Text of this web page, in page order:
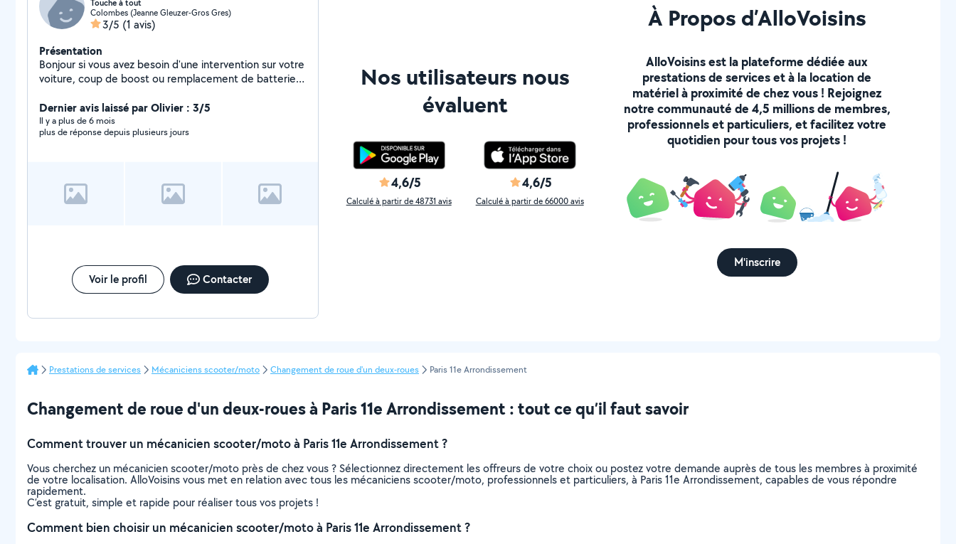
Touche à tout
Colombes (Jeanne Gleuzer-Gros Gres)
3/5 (1 avis)
Présentation
Bonjour si vous avez besoin d'une intervention sur votre
voiture, coup de boost ou remplacement de batterie,
toutes petit travaux à faire dessus n'hésitez
pas..j'interviens également sur les vélos, motos,
montage de meuble, besoin de manutention...je suis
Dernier avis laissé par Olivier : 3/5
Il y a plus de 6 mois
plus de réponse depuis plusieurs jours
Voir le profil Contacter
Nos utilisateurs nous
évaluent
4,6/5
Calculé à partir de 48731 avis
4,6/5
Calculé à partir de 66000 avis
À Propos d’AlloVoisins
AlloVoisins est la plateforme dédiée aux
prestations de services et à la location de
matériel à proximité de chez vous ! Rejoignez
notre communauté de 4,5 millions de membres,
professionnels et particuliers, et facilitez votre
quotidien pour tous vos projets !
M'inscrire
Prestations de services Mécaniciens scooter/moto Changement de roue d'un deux-roues Paris 11e Arrondissement
Changement de roue d'un deux-roues à Paris 11e Arrondissement : tout ce qu’il faut savoir
Comment trouver un mécanicien scooter/moto à Paris 11e Arrondissement ?
Vous cherchez un mécanicien scooter/moto près de chez vous ? Sélectionnez directement les offreurs de votre choix ou postez votre demande auprès de tous les membres à proximité
de votre localisation. AlloVoisins vous met en relation avec tous les mécaniciens scooter/moto, professionnels et particuliers, à Paris 11e Arrondissement, capables de vous répondre
rapidement.
C’est gratuit, simple et rapide pour réaliser tous vos projets !
Comment bien choisir un mécanicien scooter/moto à Paris 11e Arrondissement ?